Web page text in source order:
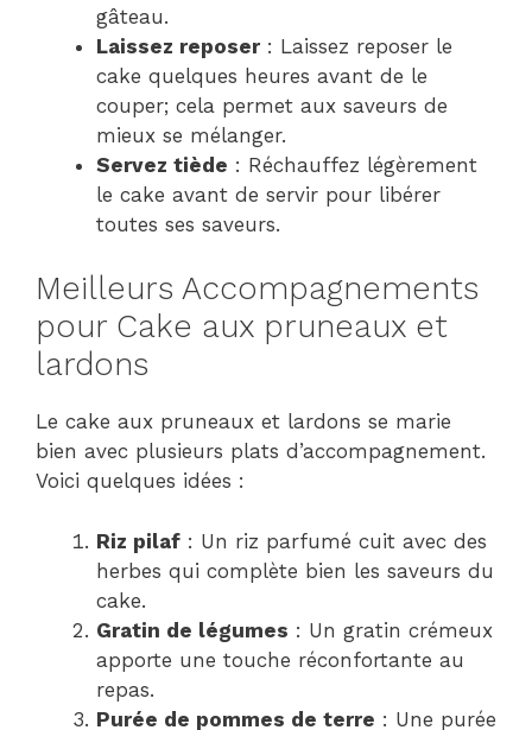
gâteau.
Laissez reposer: Laissez reposer le
cake quelques heures avant de le
couper; cela permet aux saveurs de
mieux se mélanger.
Servez tiède : Réchauffez légèrement
le cake avant de servir pour libérer
toutes ses saveurs.
Meilleurs Accompagnements
pour Cake aux pruneaux et
lardons
Le cake aux pruneaux et lardons se marie
bien avec plusieurs plats d’accompagnement.
Voici quelques idées :
Riz pilaf : Un riz parfumé cuit avec des
herbes qui complète bien les saveurs du
cake.
Gratin de légumes : Un gratin crémeux
apporte une touche réconfortante au
repas.
Purée de pommes de terre : Une purée